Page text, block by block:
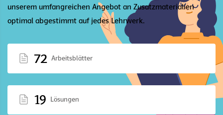
unserem umfangreichen Angebot an Zusatzmaterialien
optimal abgestimmt auf jedes Lehrwerk.
72 Arbeitsblätter
19 Lösungen